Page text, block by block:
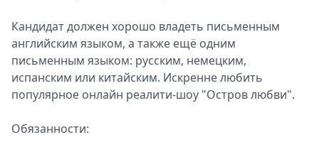
Кандидат должен хорошо владеть письменным
английским языком, а также ещё одним
письменным языком: русским, немецким,
испанским или китайским. Искренне любить
популярное онлайн реалити-шоу "Остров любви".
Обязанности: